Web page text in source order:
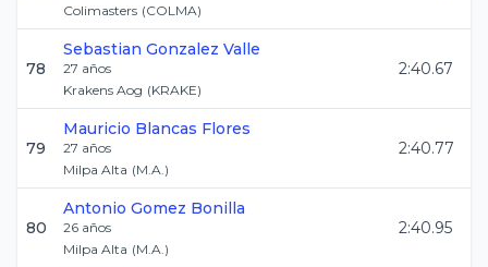
Colimasters (COLMA)
78
Sebastian Gonzalez Valle
27 años
Krakens Aog (KRAKE)
2:40.67
79
Mauricio Blancas Flores
27 años
Milpa Alta (M.A.)
2:40.77
80
Antonio Gomez Bonilla
26 años
Milpa Alta (M.A.)
2:40.95